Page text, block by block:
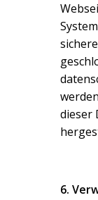
dieser
6.